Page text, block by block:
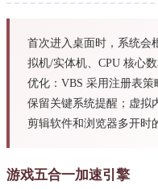
首次进入桌面时，系统会
拟机/实体机、CPU 核心
优化：VBS 采用注册表策
保留关键系统提醒；虚拟
剪辑软件和浏览器多开时
游戏五合一加速引擎